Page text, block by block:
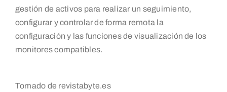
gestión de activos para realizar un seguimiento,
configurar y controlar de forma remota la
configuración y las funciones de visualización de los
monitores compatibles.
Tomado de revistabyte.es